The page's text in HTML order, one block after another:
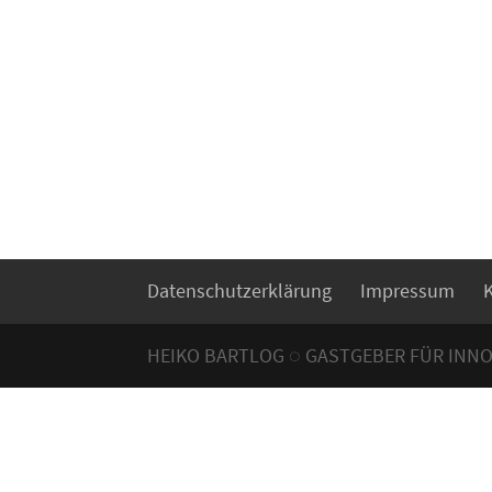
Datenschutzerklärung Impressum
HEIKO BARTLOG ◌ GASTGEBER FÜR